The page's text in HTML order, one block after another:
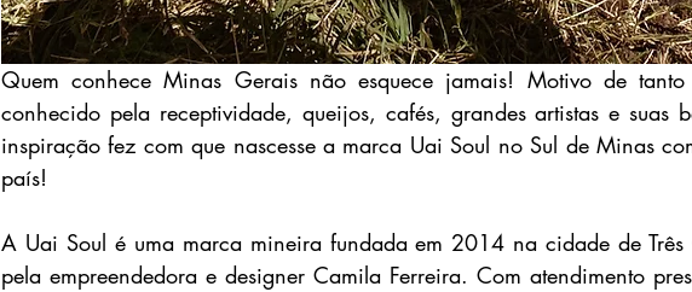
Quem conhece Minas Gerais não esquece jamais! Motivo de
conhecido pela receptividade, queijos, cafés, grandes artistas e suas
inspiração fez com que nascesse a marca Uai Soul no Sul de Minas
país!
A Uai Soul é uma marca mineira fundada em 2014 na cidade de
pela empreendedora e designer Camila Ferreira. Com atendimento